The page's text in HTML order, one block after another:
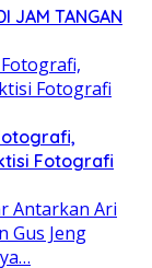
JAM TANGAN
Fotografi